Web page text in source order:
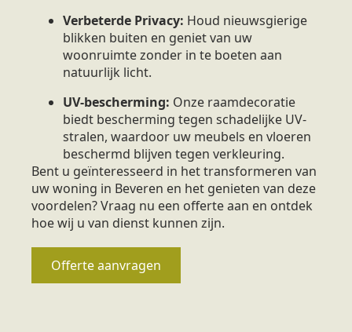
Verbeterde Privacy: Houd nieuwsgierige
blikken buiten en geniet van uw
woonruimte zonder in te boeten aan
natuurlijk licht.
UV-bescherming: Onze raamdecoratie
biedt bescherming tegen schadelijke UV-
stralen, waardoor uw meubels en vloeren
beschermd blijven tegen verkleuring.
Bent u geïnteresseerd in het transformeren van
uw woning in Beveren en het genieten van deze
voordelen? Vraag nu een offerte aan en ontdek
hoe wij u van dienst kunnen zijn.
Offerte aanvragen